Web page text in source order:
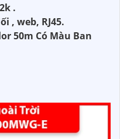
.
, web, RJ45.
50m Có Màu Ban